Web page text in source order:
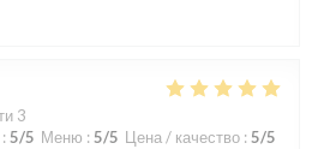
3
: 5/5 Меню : 5/5 Цена / качество : 5/5